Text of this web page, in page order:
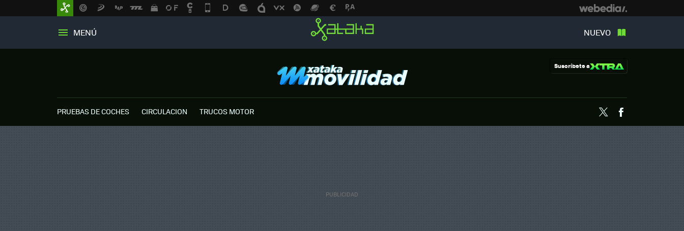
MENÚ NUEVO
Suscríbete a
PRUEBAS DE COCHES CIRCULACION TRUCOS MOTOR Twitter